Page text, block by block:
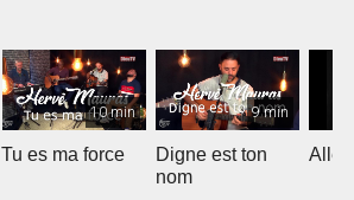
10 min
Tu es ma force
9 min
Digne est ton
nom